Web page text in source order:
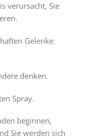
verursacht, Sie
Gelenke
denken.
Spray.
beginnen,
Sie werden sich